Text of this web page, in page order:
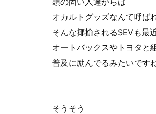
オカルトグッズなんて呼ば
そんな揶揄されるSEVも最
オートバックスやトヨタと
普及に励んでるみたいです
そうそう